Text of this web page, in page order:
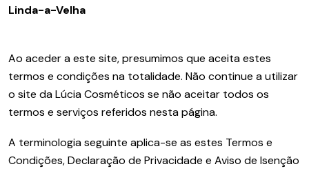
Linda-a-Velha
Ao aceder a este site, presumimos que aceita estes
termos e condições na totalidade. Não continue a utilizar
o site da Lúcia Cosméticos se não aceitar todos os
termos e serviços referidos nesta página.
A terminologia seguinte aplica-se as estes Termos e
Condições, Declaração de Privacidade e Aviso de Isenção